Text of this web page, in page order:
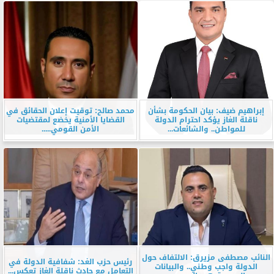
إبراهيم ضيف: بيان الحكومة بشأن
ناقلة الغاز يؤكد احترام الدولة
للمواطن.. والشائعات...
محمد صالح: توقيت إعلان الحقائق في
القضايا الأمنية يخضع لمقتضيات
الأمن القومي.....
النائب مصطفى مزيرق: الالتفاف حول
الدولة واجب وطني.. والبيانات رئيس حزب الغد: شفافية الدولة في
التعامل مع حادث ناقلة الغاز تعكس...